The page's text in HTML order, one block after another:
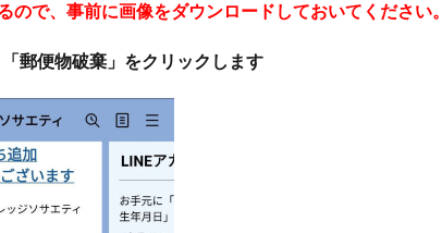
で、事前に画像をダウンロードしておいてください。
郵便物破棄」をクリックします